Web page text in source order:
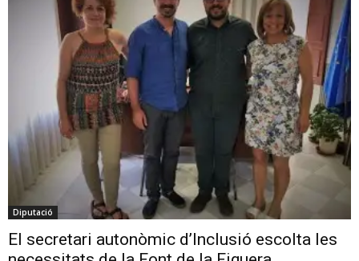
Diputació
El secretari autonòmic d’Inclusió escolta les